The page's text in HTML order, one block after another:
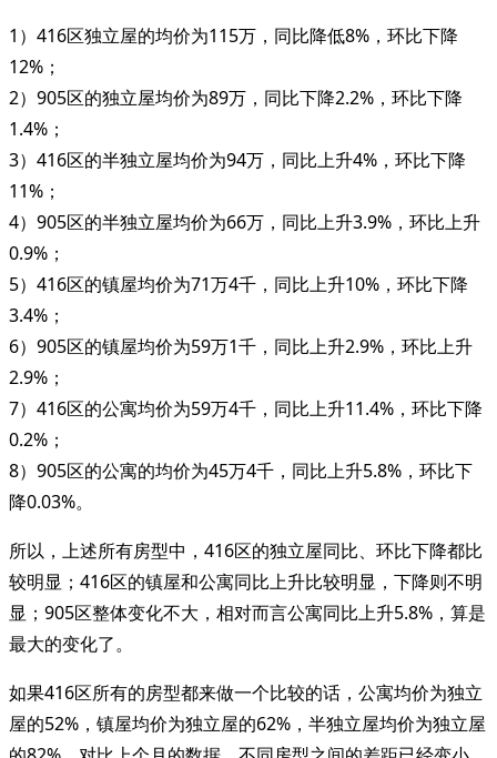
1）416区独立屋的均价为115万，同比降低8%，环比下降
12%；
2）905区的独立屋均价为89万，同比下降2.2%，环比下降
1.4%；
3）416区的半独立屋均价为94万，同比上升4%，环比下降
11%；
4）905区的半独立屋均价为66万，同比上升3.9%，环比上升
0.9%；
5）416区的镇屋均价为71万4千，同比上升10%，环比下降
3.4%；
6）905区的镇屋均价为59万1千，同比上升2.9%，环比上升
2.9%；
7）416区的公寓均价为59万4千，同比上升11.4%，环比下降
0.2%；
8）905区的公寓的均价为45万4千，同比上升5.8%，环比下
降0.03%。
所以，上述所有房型中，416区的独立屋同比、环比下降都比
较明显；416区的镇屋和公寓同比上升比较明显，下降则不明
显；905区整体变化不大，相对而言公寓同比上升5.8%，算是
最大的变化了。
如果416区所有的房型都来做一个比较的话，公寓均价为独立
屋的52%，镇屋均价为独立屋的62%，半独立屋均价为独立屋